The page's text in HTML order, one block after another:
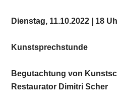
Dienstag, 11.10.2022 | 18
Kunstsprechstunde
Begutachtung von
Restaurator Dimitri Scher